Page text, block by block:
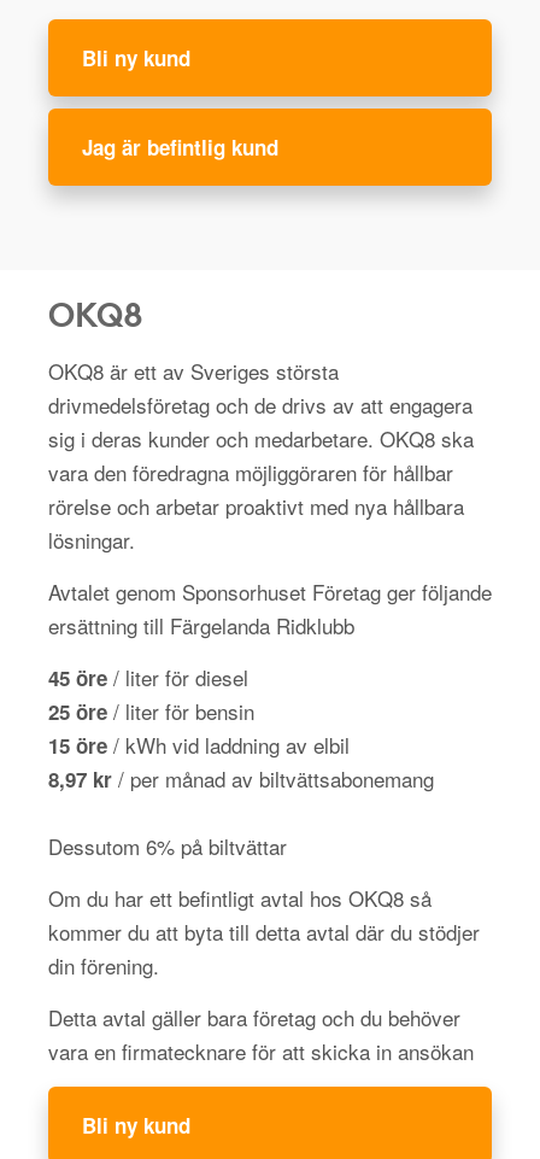
Bli ny kund
Jag är befintlig kund
OKQ8
OKQ8 är ett av Sveriges största
drivmedelsföretag och de drivs av att engagera
sig i deras kunder och medarbetare. OKQ8 ska
vara den föredragna möjliggöraren för hållbar
rörelse och arbetar proaktivt med nya hållbara
lösningar.
Avtalet genom Sponsorhuset Företag ger följande
ersättning till Färgelanda Ridklubb
45 öre / liter för diesel
25 öre / liter för bensin
15 öre / kWh vid laddning av elbil
8,97 kr / per månad av biltvättsabonemang
Dessutom 6% på biltvättar
Om du har ett befintligt avtal hos OKQ8 så
kommer du att byta till detta avtal där du stödjer
din förening.
Detta avtal gäller bara företag och du behöver
vara en firmatecknare för att skicka in ansökan
Bli ny kund